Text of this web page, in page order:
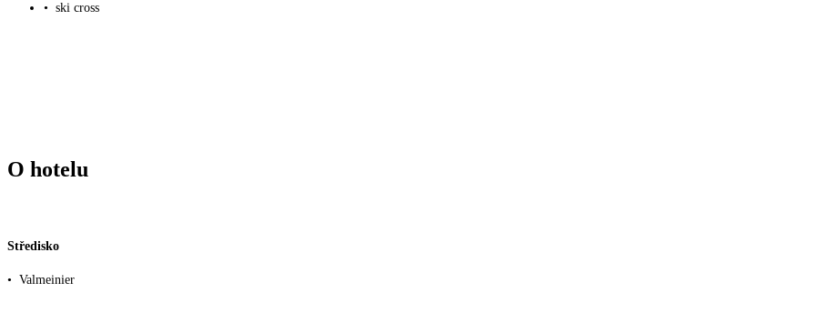
• ski cross
O hotelu
Středisko
• Valmeinier